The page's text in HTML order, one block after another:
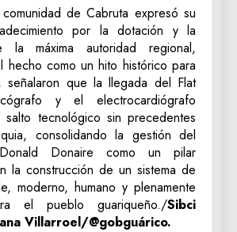
comunidad de Cabruta expresó su
por la dotación y la
la máxima autoridad regional,
hecho como un hito histórico para
señalaron que la llegada del Flat
y el electrocardiógrafo
salto tecnológico sin precedentes
consolidando la gestión del
Donaire como un pilar
la construcción de un sistema de
moderno, humano y plenamente
el pueblo guariqueño./Sibci
Villarroel/@gobguárico.